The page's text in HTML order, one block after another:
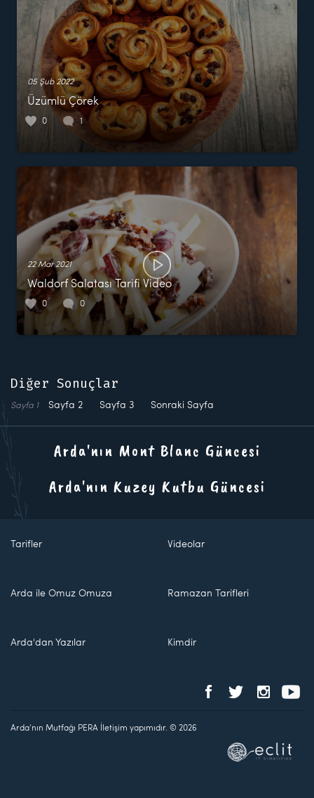
05 Şub 2022
Üzümlü Çörek
0 1
22 Mar 2021
Waldorf Salatası Tarifi Video
0 0
Diğer Sonuçlar
Sayfa 1 Sayfa 2 Sayfa 3 Sonraki Sayfa
Arda'nın Mont Blanc Güncesi
Arda'nın Kuzey Kutbu Güncesi
Tarifler Videolar
Arda ile Omuz Omuza Ramazan Tarifleri
Arda'dan Yazılar Kimdir
Arda'nın Mutfağı PERA İletişim yapımıdır. © 2026